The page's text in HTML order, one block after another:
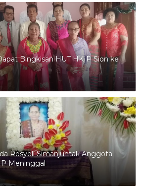
Bingkisan HUT HKIP Sion ke
Rosyeli Simanjuntak Anggota
Meninggal